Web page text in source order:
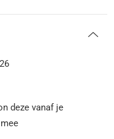
deze vanaf je